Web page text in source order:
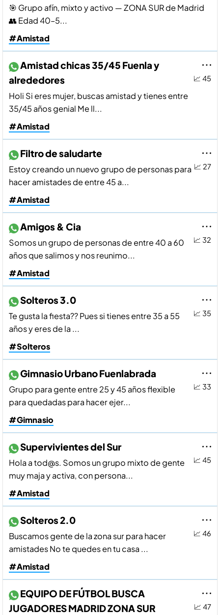
🎯 Grupo afín, mixto y activo — ZONA SUR de Madrid
👥 Edad 40–5...
#Amistad
📈 45
Amistad chicas 35/45 Fuenla y
alrededores
Holi Si eres mujer, buscas amistad y tienes entre
35/45 años genial Me ll...
#Amistad
📈 27
Filtro de saludarte
Estoy creando un nuevo grupo de personas para
hacer amistades de entre 45 a...
#Amistad
📈 32
Amigos & Cia
Somos un grupo de personas de entre 40 a 60
años que salimos y nos reunimo...
#Amistad
📈 35
Solteros 3.0
Te gusta la fiesta?? Pues si tienes entre 35 a 55
años y eres de la ...
#Solteros
📈 33
Gimnasio Urbano Fuenlabrada
Grupo para gente entre 25 y 45 años flexible
para quedadas para hacer ejer...
#Gimnasio
📈 45
Supervivientes del Sur
Hola a tod@s. Somos un grupo mixto de gente
muy maja y activa, con persona...
#Amistad
📈 46
Solteros 2.0
Buscamos gente de la zona sur para hacer
amistades No te quedes en tu casa ...
#Amistad
📈 47
EQUIPO DE FÚTBOL BUSCA
JUGADORES MADRID ZONA SUR